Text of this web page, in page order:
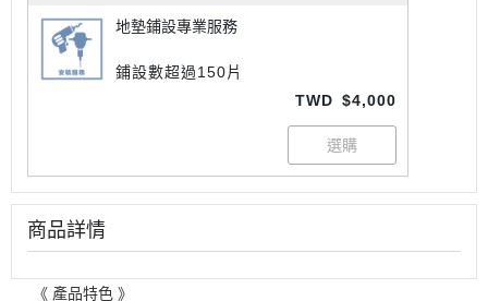
地墊鋪設專業服務
鋪設數超過150片
TWD $4,000
商品詳情
《 產品特色 》